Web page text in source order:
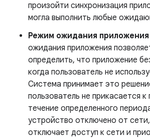
произойти синхронизация
могла выполнить любые
Режим ожидания приложения
ожидания приложения
определить, что приложение
когда пользователь не
Система принимает это
пользователь не прикасается
течение определенного
устройство отключено от
отключает доступ к сети и